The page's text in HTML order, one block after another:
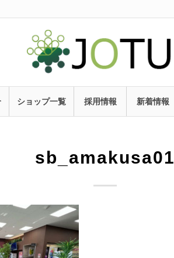
ショップ一覧 採用情報 新着情報
sb_amakusa01